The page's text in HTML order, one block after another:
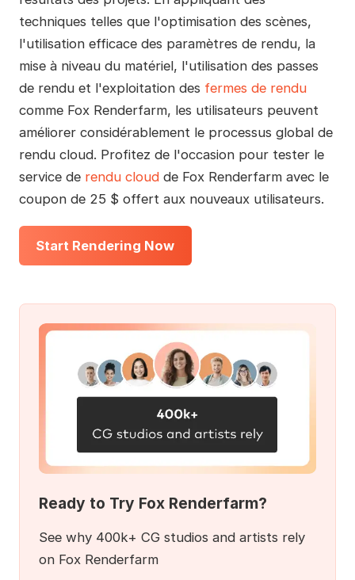
techniques telles que l'optimisation des scènes,
l'utilisation efficace des paramètres de rendu, la
mise à niveau du matériel, l'utilisation des passes
de rendu et l'exploitation des fermes de rendu
comme Fox Renderfarm, les utilisateurs peuvent
améliorer considérablement le processus global de
rendu cloud. Profitez de l'occasion pour tester le
service de rendu cloudde Fox Renderfarm avec le
coupon de 25 $ offert aux nouveaux utilisateurs.
Start Rendering Now
Ready to Try Fox Renderfarm?
See why 400k+ CG studios and artists rely
on Fox Renderfarm